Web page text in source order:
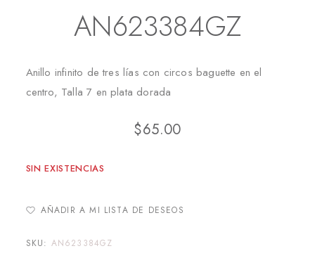
AN623384GZ
Anillo infinito de tres lías con circos baguette en el
centro, Talla 7 en plata dorada
$65.00
SIN EXISTENCIAS
AÑADIR A MI LISTA DE DESEOS
SKU: AN623384GZ